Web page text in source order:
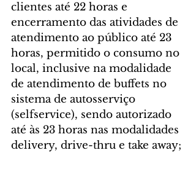
clientes até 22 horas e
encerramento das atividades de
atendimento ao público até 23
horas, permitido o consumo no
local, inclusive na modalidade
de atendimento de buffets no
sistema de autosserviço
(selfservice), sendo autorizado
até às 23 horas nas modalidades
delivery, drive-thru e take away;